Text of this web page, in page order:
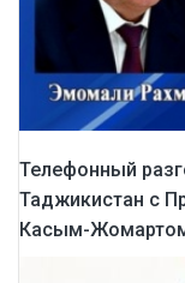
Телефонный
Таджикистан с
Касым-